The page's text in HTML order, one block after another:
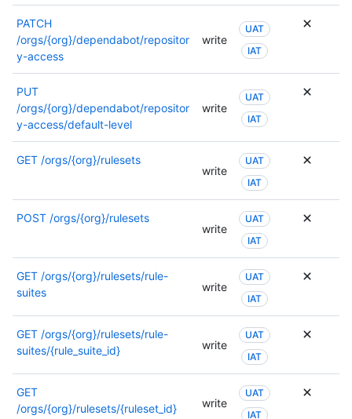
PATCH
/orgs/{org}/dependabot/repositor
y-access
write
UAT
IAT
PUT
/orgs/{org}/dependabot/repositor
y-access/default-level
write
UAT
IAT
GET /orgs/{org}/rulesets
write
UAT
IAT
POST /orgs/{org}/rulesets
write
UAT
IAT
GET /orgs/{org}/rulesets/rule-
suites
write
UAT
IAT
GET /orgs/{org}/rulesets/rule-
suites/{rule_suite_id}
write
UAT
IAT
GET
/orgs/{org}/rulesets/{ruleset_id}
write
UAT
IAT